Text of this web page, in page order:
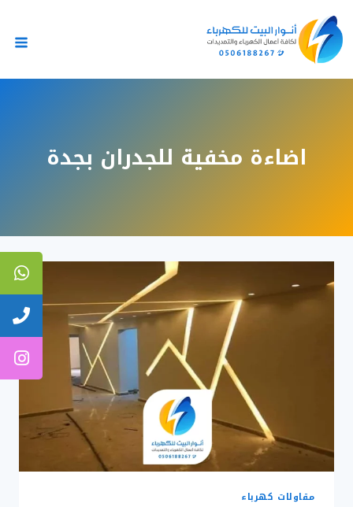
إلى
المحتوى
اضاءة مخفية للجدران بجدة
مقاولات كهرباء